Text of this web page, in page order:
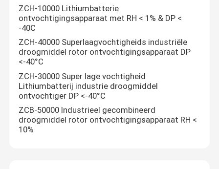
ZCH-10000 Lithiumbatterie
ontvochtigingsapparaat met RH < 1% & DP <
-40C
ZCH-40000 Superlaagvochtigheids industriële
droogmiddel rotor ontvochtigingsapparaat DP
<-40°C
ZCH-30000 Super lage vochtigheid
Lithiumbatterij industrie droogmiddel
ontvochtiger DP <-40°C
ZCB-50000 Industrieel gecombineerd
droogmiddel rotor ontvochtigingsapparaat RH <
10%